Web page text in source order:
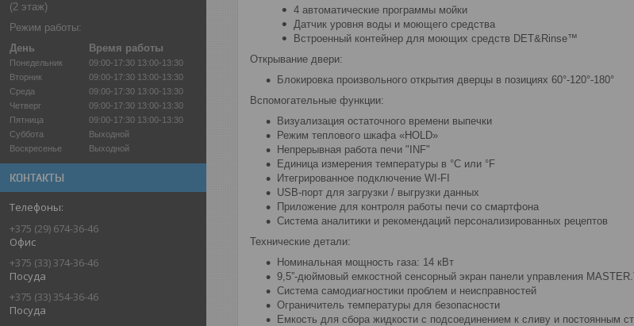
(2 этаж)
Режим работы:
День
Время работы
Понедельник 09:00-17:30 13:00-13:30
Вторник
09:00-17:30 13:00-13:30
Среда
09:00-17:30 13:00-13:30
Четверг
09:00-17:30 13:00-13:30
Пятница
09:00-17:30 13:00-13:30
Суббота
Выходной
Воскресенье
Выходной
КОНТАКТЫ
+375 (29) 674-36-46
Офис
+375 (33) 374-36-46
Посуда
+375 (33) 354-36-46
Посуда
4 автоматические программы мойки
Датчик уровня воды и моющего средства
Встроенный контейнер для моющих средств DET&Rinse™
Открывание двери:
Блокировка произвольного открытия дверцы в позициях 60°-120°-180°
Вспомогательные функции:
Визуализация остаточного времени выпечки
Режим теплового шкафа «HOLD»
Непрерывная работа печи "INF"
Единица измерения температуры в °C или °F
Итегрированное подключение WI-FI
USB-порт для загрузки / выгрузки данных
Приложение для контроля работы печи со смартфона
Система аналитики и рекомендаций персонализированных рецептов
Технические детали:
Номинальная мощность газа: 14 кВт
9,5”-дюймовый емкостной сенсорный экран панели управления
Система самодиагностики проблем и неисправностей
Ограничитель температуры для безопасности
Емкость для сбора жидкости с подсоединением к сливу и постоянным